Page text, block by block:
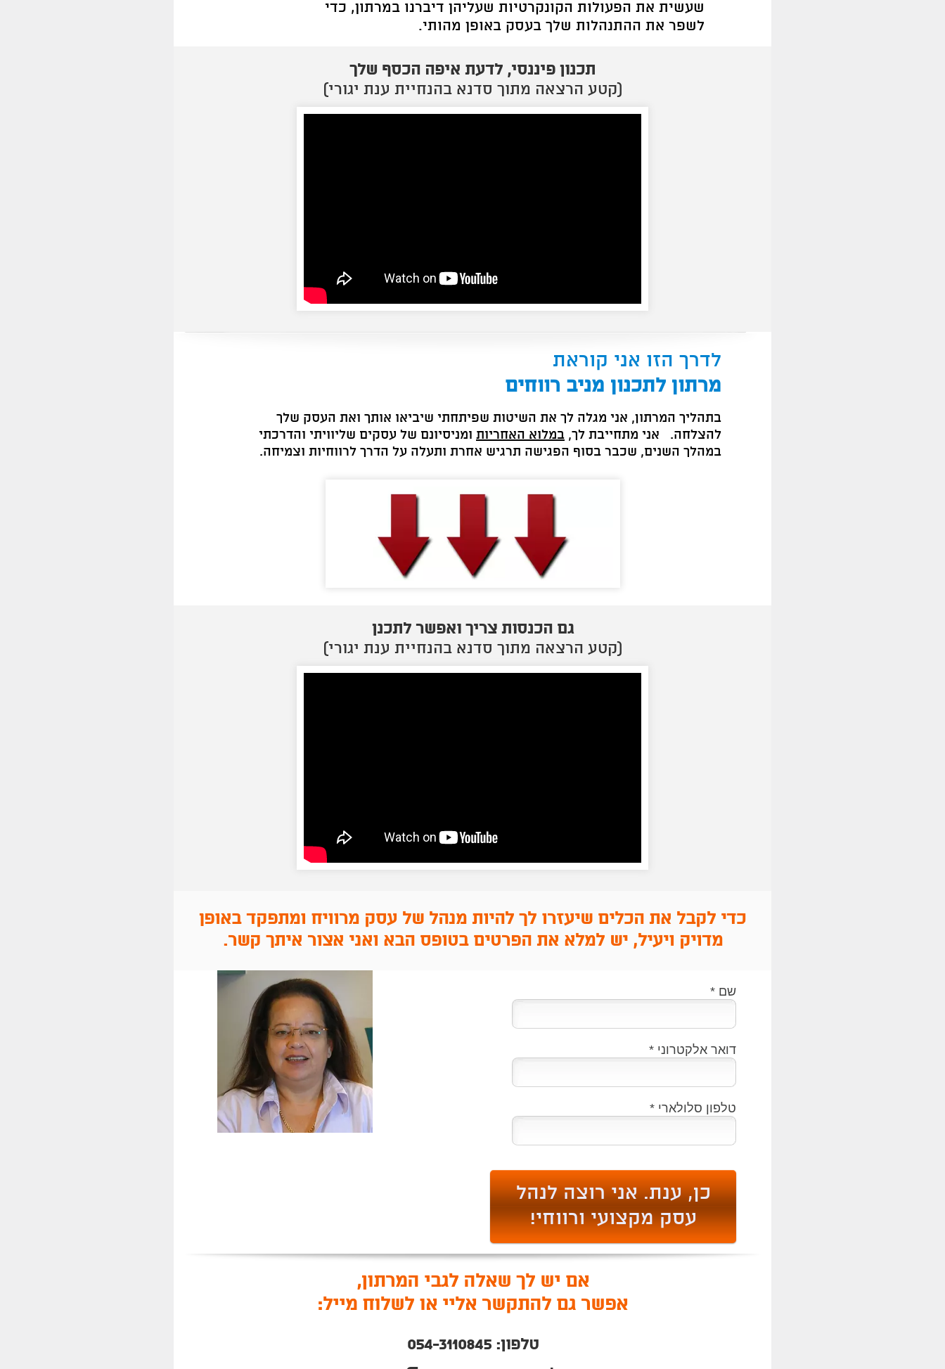
שעשית את הפעולות הקונקרטיות שעליהן דיברנו במרתון, כדי
לשפר את ההתנהלות שלך בעסק באופן מהותי.
תכנון פיננסי, לדעת איפה הכסף שלך
(קטע הרצאה מתוך סדנא בהנחיית ענת יגורי)
לדרך הזו אני קוראת
מרתון לתכנון מניב רווחים
בתהליך המרתון, אני מגלה לך את השיטות שפיתחתי שיביאו אותך ואת העסק שלך
להצלחה. אני מתחייבת לך, במלוא האחריות ומניסיונם של עסקים שליוויתי והדרכתי
במהלך השנים, שכבר בסוף הפגישה תרגיש אחרת ותעלה על הדרך לרווחיות וצמיחה.
גם הכנסות צריך ואפשר לתכנן
(קטע הרצאה מתוך סדנא בהנחיית ענת יגורי)
כדי לקבל את הכלים שיעזרו לך להיות מנהל של עסק מרוויח ומתפקד באופן
מדויק ויעיל, יש למלא את הפרטים בטופס הבא ואני אצור איתך קשר.
שם *
דואר אלקטרוני *
טלפון סלולארי *
אם יש לך שאלה לגבי המרתון,
אפשר גם להתקשר אליי או לשלוח מייל:
טלפון: 054-3110845